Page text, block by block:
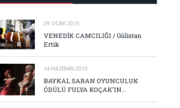
29 OCAK 2015
VENEDİK CAMCILIĞI / Gülistan
Ertik
14 HAZIRAN 2015
BAYKAL SARAN OYUNCULUK
ÖDÜLÜ FULYA KOÇAK’IN…